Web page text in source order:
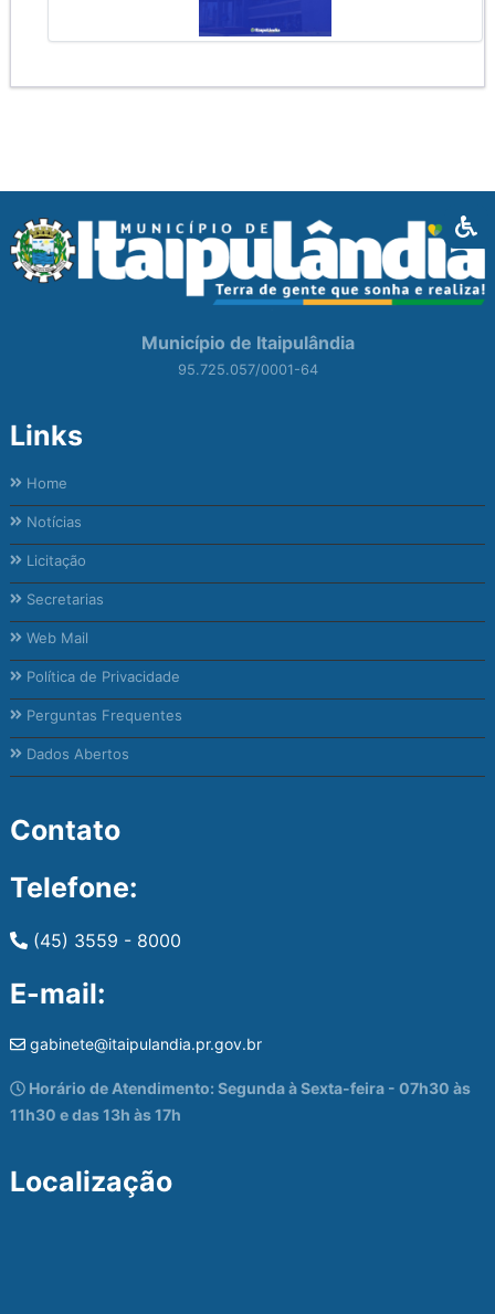
Município de Itaipulândia
95.725.057/0001-64
Links
Home
Notícias
Licitação
Secretarias
Web Mail
Política de Privacidade
Perguntas Frequentes
Dados Abertos
Contato
Telefone:
(45) 3559 - 8000
E-mail:
gabinete@itaipulandia.pr.gov.br
Horário de Atendimento: Segunda à Sexta-feira - 07h30 às
11h30 e das 13h às 17h
Localização